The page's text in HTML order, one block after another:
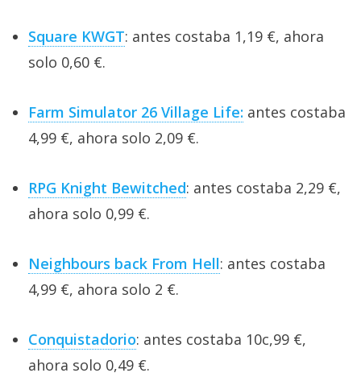
Square KWGT: antes costaba 1,19 €, ahora
solo 0,60 €.
Farm Simulator 26 Village Life: antes costaba
4,99 €, ahora solo 2,09 €.
RPG Knight Bewitched: antes costaba 2,29 €,
ahora solo 0,99 €.
Neighbours back From Hell: antes costaba
4,99 €, ahora solo 2 €.
Conquistadorio: antes costaba 10c,99 €,
ahora solo 0,49 €.